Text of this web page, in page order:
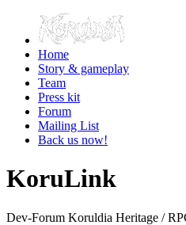
Home
Story & gameplay
Team
Press kit
Forum
Mailing List
Back us now!
KoruLink
Dev-Forum Koruldia Heritage /